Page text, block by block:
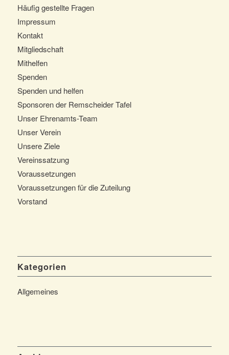
Häufig gestellte Fragen
Impressum
Kontakt
Mitgliedschaft
Mithelfen
Spenden
Spenden und helfen
Sponsoren der Remscheider Tafel
Unser Ehrenamts-Team
Unser Verein
Unsere Ziele
Vereinssatzung
Voraussetzungen
Voraussetzungen für die Zuteilung
Vorstand
Kategorien
Allgemeines